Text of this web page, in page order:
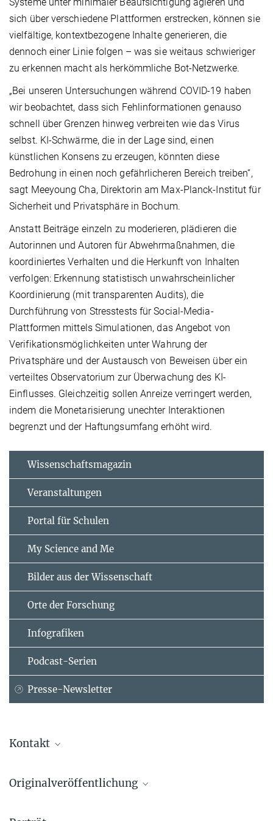
sich über verschiedene Plattformen erstrecken, können sie
vielfältige, kontextbezogene Inhalte generieren, die
dennoch einer Linie folgen – was sie weitaus schwieriger
zu erkennen macht als herkömmliche Bot-Netzwerke.
„Bei unseren Untersuchungen während COVID-19 haben
wir beobachtet, dass sich Fehlinformationen genauso
schnell über Grenzen hinweg verbreiten wie das Virus
selbst. KI-Schwärme, die in der Lage sind, einen
künstlichen Konsens zu erzeugen, könnten diese
Bedrohung in einen noch gefährlicheren Bereich treiben“,
sagt Meeyoung Cha, Direktorin am Max-Planck-Institut für
Sicherheit und Privatsphäre in Bochum.
Anstatt Beiträge einzeln zu moderieren, plädieren die
Autorinnen und Autoren für Abwehrmaßnahmen, die
koordiniertes Verhalten und die Herkunft von Inhalten
verfolgen: Erkennung statistisch unwahrscheinlicher
Koordinierung (mit transparenten Audits), die
Durchführung von Stresstests für Social-Media-
Plattformen mittels Simulationen, das Angebot von
Verifikationsmöglichkeiten unter Wahrung der
Privatsphäre und der Austausch von Beweisen über ein
verteiltes Observatorium zur Überwachung des KI-
Einflusses. Gleichzeitig sollen Anreize verringert werden,
indem die Monetarisierung unechter Interaktionen
begrenzt und der Haftungsumfang erhöht wird.
Wissenschaftsmagazin
Veranstaltungen
Portal für Schulen
My Science and Me
Bilder aus der Wissenschaft
Orte der Forschung
Infografiken
Podcast-Serien
Presse-Newsletter
Kontakt
Direktorin
Originalveröffentlichung